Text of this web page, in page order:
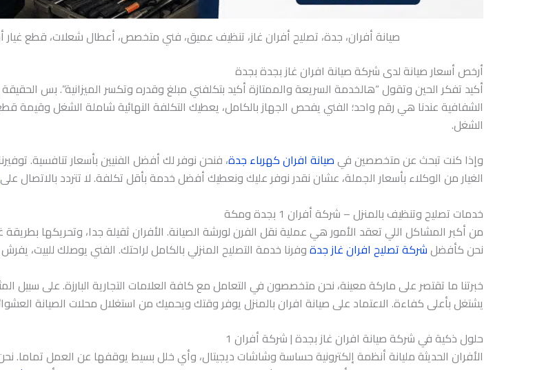
صيانة أفران، جدة، تصليح أفران غاز، تنظيف عميق، فني متخصص، أعطال شعلات، قطع غيار
أرخص أسعار صيانة لدى شركة صيانة افران غاز بجدة بجدة
أكيد تفكر الحين وتقول “هالخدمة السريعة والممتازة أكيد بتكلفني مبلغ وقدره وتكسر الميزانية”. بس
الشفافية عندنا هي رقم واحد؛ الفني يفحص الجهاز بالكامل، يعطيك التكلفة النهائية شاملة الشغل وقيمة
الشغل.
وإذا كنت تبحث عن متخصصين فيصيانة افران كهرباء جدة، فنحن نوفر لك أفضل الفنيين بأسعار تنافسية.
الغيار من الوكلاء بأسعار الجملة، عشان نقدر نوفر عليك ونعطيك أفضل خدمة بأقل تكلفة. لا تتردد بالاتصال على
خدمات تصليح وتنظيف بالمنزل – شركة أفران 1 بجدة ومكة
من أكبر المشاكل اللي تعقد الأمور هي عملية نقل الفرن لورشة الصيانة. الأفران ثقيلة جدا، وتحريكها
نحن كأفضلشركة تصليح افران غاز جدةوفرنا خدمة التصليح المنزلي بالكامل لراحتك. الفني يوصلك
خبرتنا ما تقتصر على ماركة معينة، نحن متخصصون في التعامل مع كافة العلامات التجارية البارزة. على سبيل
يشتغل بأعلى كفاءة. الاعتماد على صيانة افران بالمنزل يوفر وقتك ويحميك من استغلال محلات الصيانة
حلول ذكية في شركة صيانة افران غاز بجدة | شركة أفران 1
الأفران الحديثة مليانة أنظمة إلكترونية حساسة وشاشات ديجيتال، وأي خلل بسيط يوقفها عن العمل